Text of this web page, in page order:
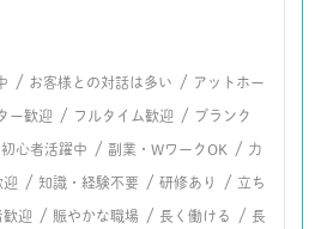
/ お客様との対話は多い / アットホー
ー歓迎 / フルタイム歓迎 / ブランク
初心者活躍中 / 副業・WワークOK / 力
迎 / 知識・経験不要 / 研修あり / 立ち
歓迎 / 賑やかな職場 / 長く働ける / 長